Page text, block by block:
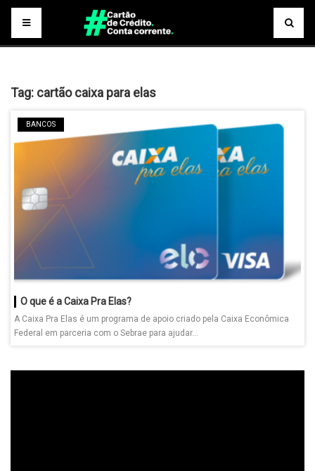
Tag: cartão caixa para elas
BANCOS
O que é a Caixa Pra Elas?
A Caixa Pra Elas é um programa de apoio criado pela Caixa Econômica
Federal em parceria com o Sebrae para ajudar...